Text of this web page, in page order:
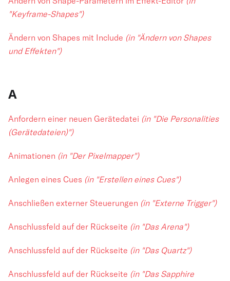
"Keyframe-Shapes")
Ändern von Shapes mit Include (in "Ändern von Shapes
und Effekten")
A
Anfordern einer neuen Gerätedatei (in "Die Personalities
(Gerätedateien)")
Animationen (in "Der Pixelmapper")
Anlegen eines Cues (in "Erstellen eines Cues")
Anschließen externer Steuerungen (in "Externe Trigger")
Anschlussfeld auf der Rückseite (in "Das Arena")
Anschlussfeld auf der Rückseite (in "Das Quartz")
Anschlussfeld auf der Rückseite (in "Das Sapphire